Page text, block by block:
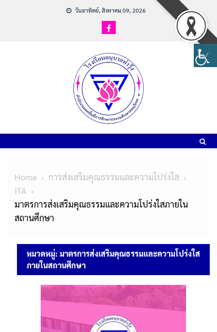
วันอาทิตย์, สิงหาคม 09, 2026
Home
การส่งเสริมคุณธรรมและความโปร่งใส
ITA
มาตรการส่งเสริมคุณธรรมและความโปร่งใสภายใน
สถานศึกษา
หมวดหมู่: มาตรการส่งเสริมคุณธรรมและความโปร่งใส
ภายในสถานศึกษา